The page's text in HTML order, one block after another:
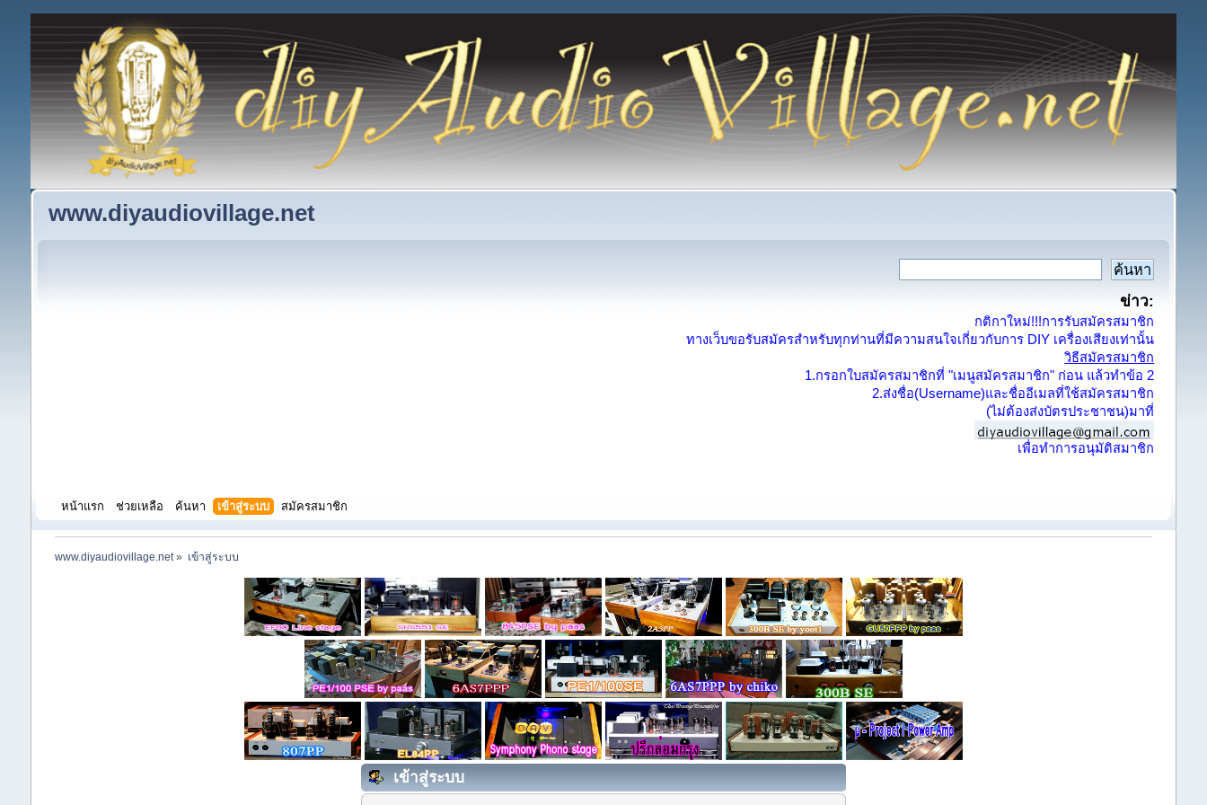
www.diyaudiovillage.net
ข่าว:
กติกาใหม่!!!การรับสมัครสมาชิก
ทางเว็บขอรับสมัครสำหรับทุกท่านที่มีความสนใจเกี่ยวกับการ DIY เครื่องเสียงเท่านั้น
วิธีสมัครสมาชิก
1.กรอกใบสมัครสมาชิกที่ "เมนูสมัครสมาชิก" ก่อน แล้วทำข้อ 2
2.ส่งชื่อ(Username)และชื่ออีเมลที่ใช้สมัครสมาชิก
(ไม่ต้องส่งบัตรประชาชน)มาที่
เพื่อทำการอนุมัติสมาชิก
หน้าแรก ช่วยเหลือ ค้นหา เข้าสู่ระบบ สมัครสมาชิก
www.diyaudiovillage.net» เข้าสู่ระบบ
เข้าสู่ระบบ